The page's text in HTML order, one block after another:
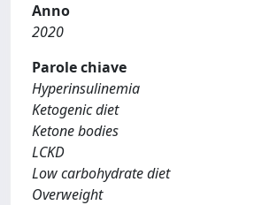
Anno
2020
Parole chiave
Hyperinsulinemia
Ketogenic diet
Ketone bodies
LCKD
Low carbohydrate diet
Overweight